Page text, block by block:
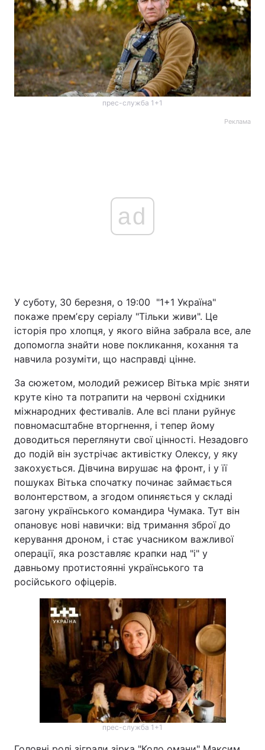
прес-служба 1+1
Реклама
ad
У суботу, 30 березня, о 19:00 "1+1 Україна"
покаже премʼєру серіалу "Тільки живи". Це
історія про хлопця, у якого війна забрала все, але
допомогла знайти нове покликання, кохання та
навчила розуміти, що насправді цінне.
За сюжетом, молодий режисер Вітька мріє зняти
круте кіно та потрапити на червоні східники
міжнародних фестивалів. Але всі плани руйнує
повномасштабне вторгнення, і тепер йому
доводиться переглянути свої цінності. Незадовго
до подій він зустрічає активістку Олексу, у яку
закохується. Дівчина вирушає на фронт, і у її
пошуках Вітька спочатку починає займається
волонтерством, а згодом опиняється у складі
загону українського командира Чумака. Тут він
опановує нові навички: від тримання зброї до
керування дроном, і стає учасником важливої
операції, яка розставляє крапки над "і" у
давньому протистоянні українського та
російського офіцерів.
прес-служба 1+1